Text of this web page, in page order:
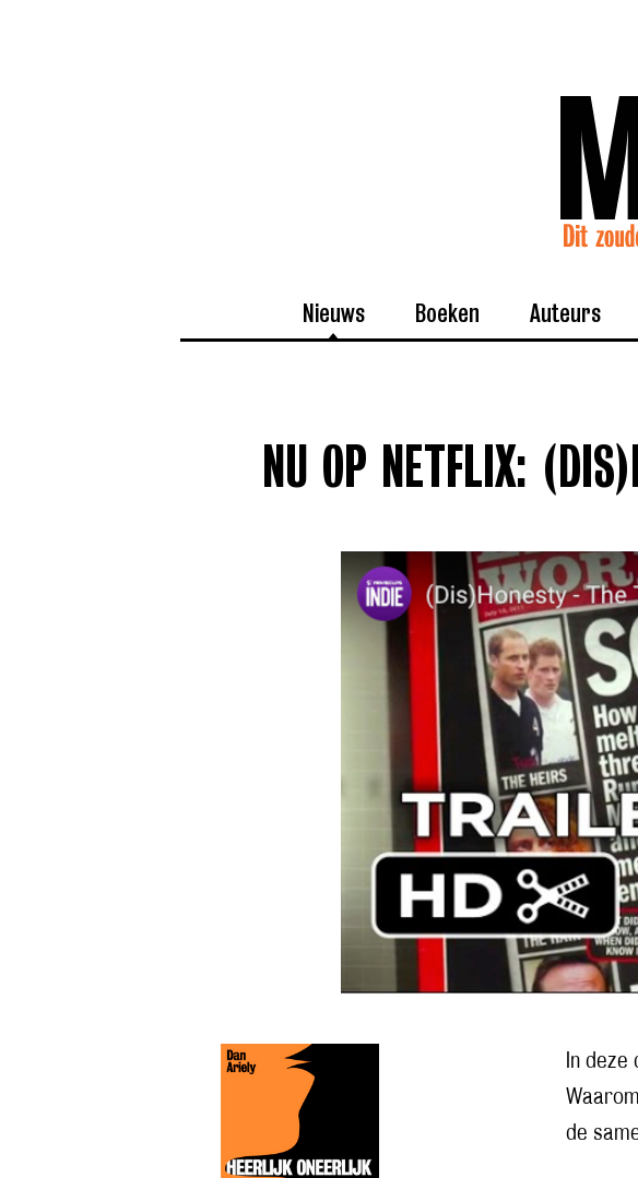
Nieuws Boeken Auteurs
NU OP NETFLIX:
In
de